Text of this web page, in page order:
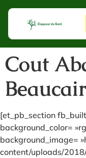
Cout
[et_pb_section
background_color=
background_image=
content/uploads/